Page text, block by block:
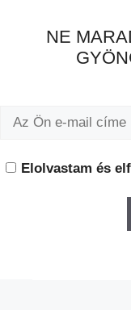
NE
Elolvastam és